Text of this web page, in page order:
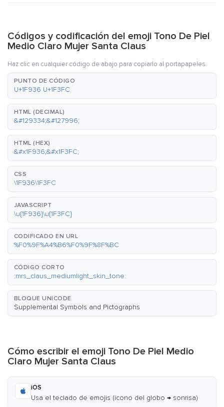
Códigos y codificación del emoji Tono De Piel
Medio Claro Mujer Santa Claus
Haz clic en cualquier código de abajo para copiarlo al portapapeles.
PUNTO DE CÓDIGO
U+1F936 U+1F3FC
HTML (DECIMAL)
&#129334;&#127996;
HTML (HEX)
&#x1F936;&#x1F3FC;
CSS
\1F936\1F3FC
JAVASCRIPT
\u{1F936}\u{1F3FC}
CODIFICADO EN URL
%F0%9F%A4%B6%F0%9F%8F%BC
CÓDIGO CORTO
:mrs_claus_mediumlight_skin_tone:
BLOQUE UNICODE
Supplemental Symbols and Pictographs
Cómo escribir el emoji Tono De Piel Medio
Claro Mujer Santa Claus
iOS
Usa el teclado de emojis (icono del globo → sonrisa)